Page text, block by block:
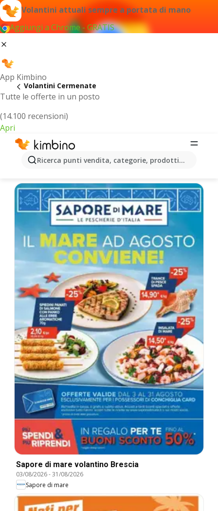
Volantini attuali sempre a portata di mano
Aggiungi a Chrome - GRATIS
App Kimbino
Tutte le offerte in un posto
(14.100 recensioni)
Apri
Ricerca punti vendita, categorie, prodotti...
Volantini Cermenate
Cermenate - Volantini più recenti
Sapore di mare volantino Brescia
03/08/2026-31/08/2026
Sapore di mare